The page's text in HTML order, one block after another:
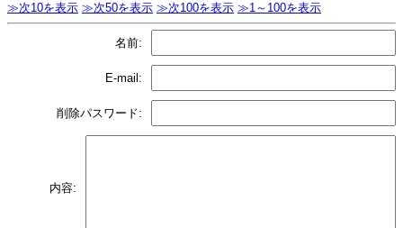
≫次10を表示 ≫次50を表示 ≫次100を表示 ≫1～100を表示
名前:
E-mail:
削除パスワード:
内容: